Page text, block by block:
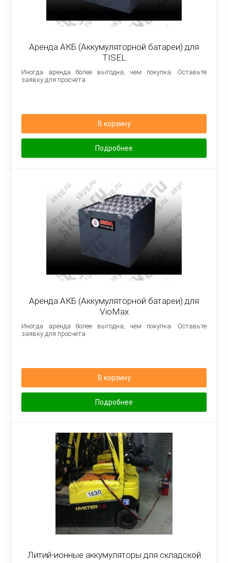
Аренда АКБ (Аккумуляторной батареи) для
TISEL
Иногда аренда более выгодна, чем покупка. Оставьте
заявку для просчёта
В корзину
Подробнее
Аренда АКБ (Аккумуляторной батареи) для
VioMax
Иногда аренда более выгодна, чем покупка. Оставьте
заявку для просчёта
В корзину
Подробнее
Литий-ионные аккумуляторы для складской